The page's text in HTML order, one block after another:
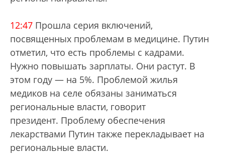
12:47 Прошла серия включений,
посвященных проблемам в медицине. Путин
отметил, что есть проблемы с кадрами.
Нужно повышать зарплаты. Они растут. В
этом году — на 5%. Проблемой жилья
медиков на селе обязаны заниматься
региональные власти, говорит
президент. Проблему обеспечения
лекарствами Путин также перекладывает на
региональные власти.